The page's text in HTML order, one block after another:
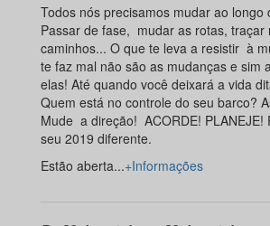
Todos nós precisamos mudar ao longo
Passar de fase, mudar as rotas, traçar
caminhos... O que te leva a resistir à
te faz mal não são as mudanças e sim
elas! Até quando você deixará a vida
Quem está no controle do seu barco?
Mude a direção! ACORDE! PLANEJE!
seu 2019 diferente.
Estão aberta...+Informações